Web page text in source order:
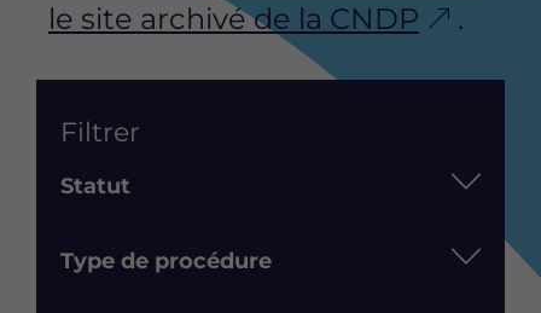
le site archivé de la CNDP
.
Filtrer
Statut
Type de procédure